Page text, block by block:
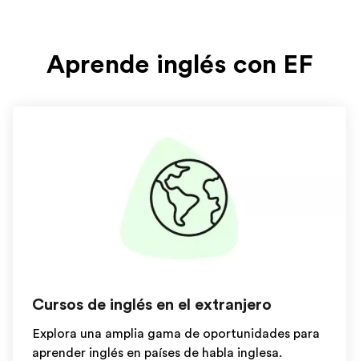
Aprende inglés con EF
Cursos de inglés en el extranjero
Explora una amplia gama de oportunidades para
aprender inglés en países de habla inglesa.